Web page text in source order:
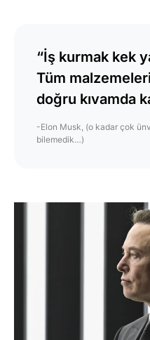
“İş kurmak kek
Tüm
doğru kıvamda
-Elon Musk, (o kadar çok
bilemedik…)